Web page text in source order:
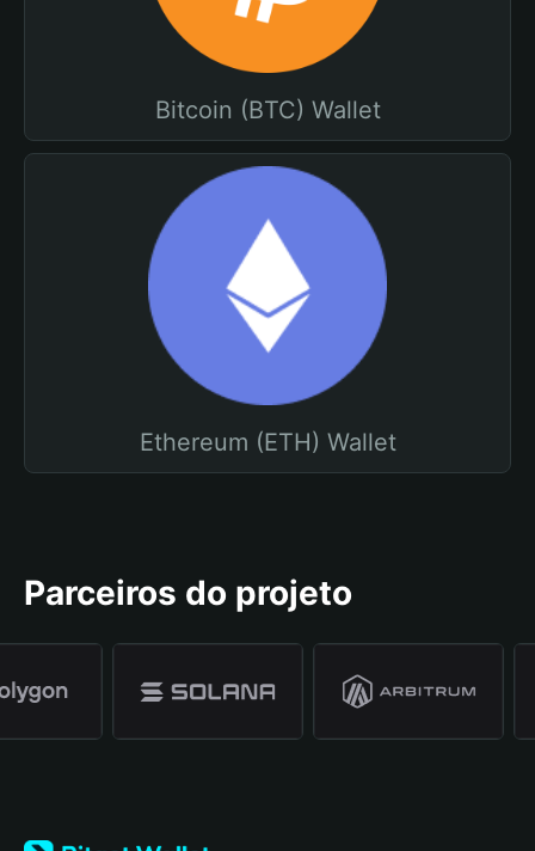
Bitcoin (BTC) Wallet
Ethereum (ETH) Wallet
Parceiros do projeto